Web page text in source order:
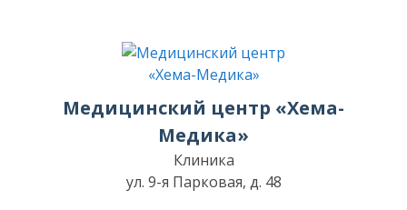
Медицинский центр «Хема-
Медика»
Клиника
ул. 9-я Парковая, д. 48